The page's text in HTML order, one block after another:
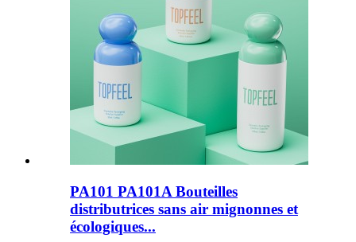
PA101 PA101A Bouteilles
distributrices sans air mignonnes et
écologiques...